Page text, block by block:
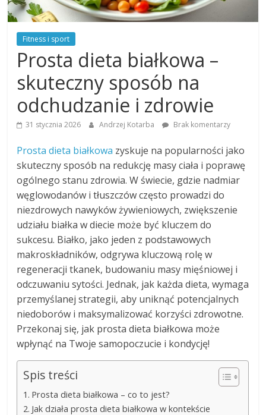
Fitness i sport
Prosta dieta białkowa –
skuteczny sposób na
odchudzanie i zdrowie
31 stycznia 2026 Andrzej Kotarba Brak komentarzy
Prosta dieta białkowa zyskuje na popularności jako
skuteczny sposób na redukcję masy ciała i poprawę
ogólnego stanu zdrowia. W świecie, gdzie nadmiar
węglowodanów i tłuszczów często prowadzi do
niezdrowych nawyków żywieniowych, zwiększenie
udziału białka w diecie może być kluczem do
sukcesu. Białko, jako jeden z podstawowych
makroskładników, odgrywa kluczową rolę w
regeneracji tkanek, budowaniu masy mięśniowej i
odczuwaniu sytości. Jednak, jak każda dieta, wymaga
przemyślanej strategii, aby uniknąć potencjalnych
niedoborów i maksymalizować korzyści zdrowotne.
Przekonaj się, jak prosta dieta białkowa może
wpłynąć na Twoje samopoczucie i kondycję!
Spis treści
Prosta dieta białkowa – co to jest?
Jak działa prosta dieta białkowa w kontekście